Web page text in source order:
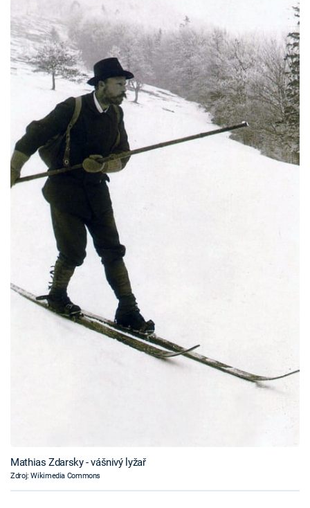
Mathias Zdarsky - vášnivý lyžař
Zdroj: Wikimedia Commons